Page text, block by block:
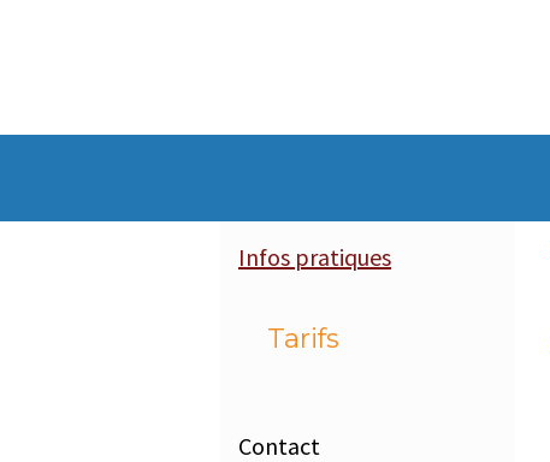
Infos pratiques
Tarifs
Contact